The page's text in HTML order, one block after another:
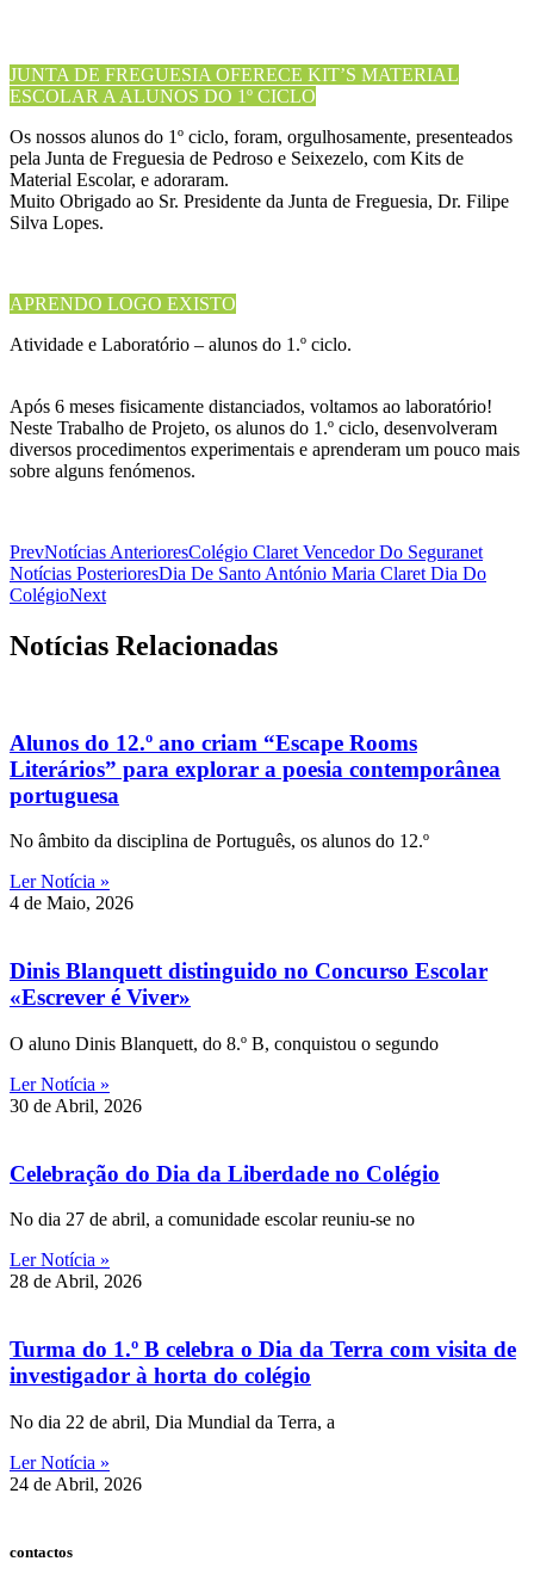
JUNTA DE FREGUESIA OFERECE KIT’S MATERIAL
ESCOLAR A ALUNOS DO 1º CICLO
Os nossos alunos do 1º ciclo, foram, orgulhosamente, presenteados
pela Junta de Freguesia de Pedroso e Seixezelo, com Kits de
Material Escolar, e adoraram.
Muito Obrigado ao Sr. Presidente da Junta de Freguesia, Dr. Filipe
Silva Lopes.
APRENDO LOGO EXISTO
Atividade e Laboratório – alunos do 1.º ciclo.
Após 6 meses fisicamente distanciados, voltamos ao laboratório!
Neste Trabalho de Projeto, os alunos do 1.º ciclo, desenvolveram
diversos procedimentos experimentais e aprenderam um pouco mais
sobre alguns fenómenos.
PrevNotícias AnterioresColégio Claret Vencedor Do Seguranet
Notícias PosterioresDia De Santo António Maria Claret Dia Do
ColégioNext
Notícias Relacionadas
Alunos do 12.º ano criam “Escape Rooms
Literários” para explorar a poesia contemporânea
portuguesa
No âmbito da disciplina de Português, os alunos do 12.º
Ler Notícia »
4 de Maio, 2026
Dinis Blanquett distinguido no Concurso Escolar
«Escrever é Viver»
O aluno Dinis Blanquett, do 8.º B, conquistou o segundo
Ler Notícia »
30 de Abril, 2026
Celebração do Dia da Liberdade no Colégio
No dia 27 de abril, a comunidade escolar reuniu-se no
Ler Notícia »
28 de Abril, 2026
Turma do 1.º B celebra o Dia da Terra com visita de
investigador à horta do colégio
No dia 22 de abril, Dia Mundial da Terra, a
Ler Notícia »
24 de Abril, 2026
contactos